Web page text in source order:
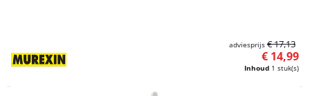
Inhoud 1 stuk(s)
€ 14,99
adviesprijs € 17,13